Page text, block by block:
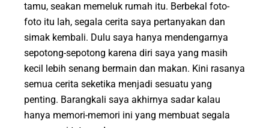
tamu, seakan memeluk rumah itu. Berbekal foto-
foto itu lah, segala cerita saya pertanyakan dan
simak kembali. Dulu saya hanya mendengarnya
sepotong-sepotong karena diri saya yang masih
kecil lebih senang bermain dan makan. Kini rasanya
semua cerita seketika menjadi sesuatu yang
penting. Barangkali saya akhirnya sadar kalau
hanya memori-memori ini yang membuat segala